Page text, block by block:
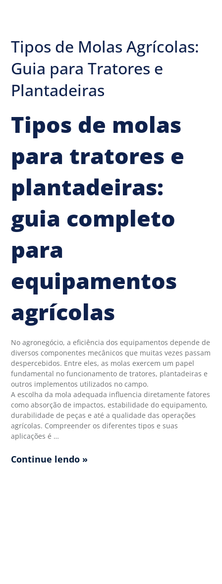
Tipos de Molas Agrícolas:
Guia para Tratores e
Plantadeiras
Tipos de molas
para tratores e
plantadeiras:
guia completo
para
equipamentos
agrícolas
No agronegócio, a eficiência dos equipamentos depende de
diversos componentes mecânicos que muitas vezes passam
despercebidos. Entre eles, as molas exercem um papel
fundamental no funcionamento de tratores, plantadeiras e
outros implementos utilizados no campo.
A escolha da mola adequada influencia diretamente fatores
como absorção de impactos, estabilidade do equipamento,
durabilidade de peças e até a qualidade das operações
agrícolas. Compreender os diferentes tipos e suas
aplicações é …
Continue lendo »